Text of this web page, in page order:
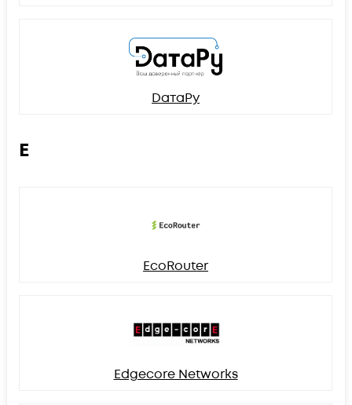
DатаРу
E
EcoRouter
Edgecore Networks